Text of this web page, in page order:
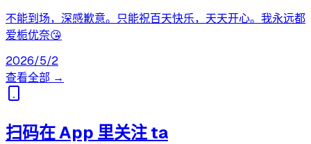
不能到场，深感歉意。只能祝百天快乐，天天开心。我永远都
爱栀优奈😘
2026/5/2
查看全部 →
扫码在 App 里关注 ta